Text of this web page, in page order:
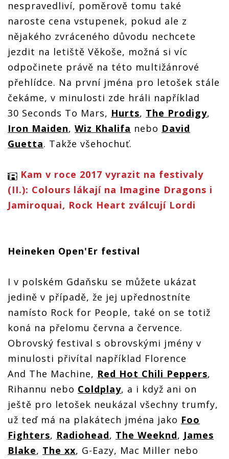
nespravedliví, poměrově tomu také
naroste cena vstupenek, pokud ale z
nějakého zvráceného důvodu nechcete
jezdit na letiště Věkoše, možná si víc
odpočinete právě na této multižánrové
přehlídce. Na první jména pro letošek stále
čekáme, v minulosti zde hráli například
30 Seconds To Mars, Hurts, The Prodigy,
Iron Maiden, Wiz Khalifa nebo David
Guetta. Takže všehochuť.
Kam v roce 2017 vyrazit na festivaly
(II.): Colours lákají na Imagine Dragons i
Jamiroquai, Rock Heart zválcují Lordi
Heineken Open'Er festival
I v polském Gdaňsku se můžete ukázat
jedině v případě, že jej upřednostníte
namísto Rock for People, také on se totiž
koná na přelomu června a července.
Obrovský festival s obrovskými jmény v
minulosti přivítal například Florence
And The Machine, Red Hot Chili Peppers,
Rihannu nebo Coldplay, a i když ani on
ještě pro letošek neukázal všechny trumfy,
už teď má na plakátech jména jako Foo
Fighters, Radiohead, The Weeknd, James
Blake, The xx, G-Eazy, Mac Miller nebo